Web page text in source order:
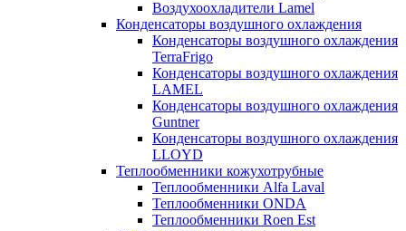
Воздухоохладители Lamel
Конденсаторы воздушного охлаждения
Конденсаторы воздушного охлаждения
TerraFrigo
Конденсаторы воздушного охлаждения
LAMEL
Конденсаторы воздушного охлаждения
Guntner
Конденсаторы воздушного охлаждения
LLOYD
Теплообменники кожухотрубные
Теплообменники Alfa Laval
Теплообменники ONDA
Теплообменники Roen Est